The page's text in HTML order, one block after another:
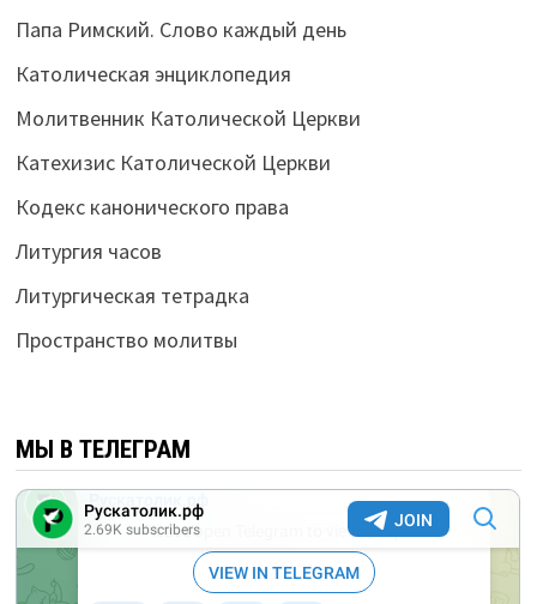
Папа Римский. Слово каждый день
Католическая энциклопедия
Молитвенник Католической Церкви
Катехизис Католической Церкви
Кодекс канонического права
Литургия часов
Литургическая тетрадка
Пространство молитвы
МЫ В ТЕЛЕГРАМ